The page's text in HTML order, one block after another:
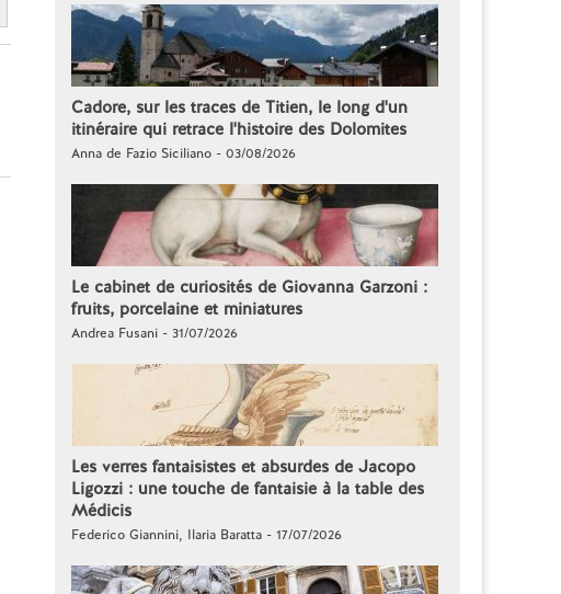
Cadore, sur les traces de Titien, le long d'un
itinéraire qui retrace l'histoire des Dolomites
Anna de Fazio Siciliano - 03/08/2026
Le cabinet de curiosités de Giovanna Garzoni :
fruits, porcelaine et miniatures
Andrea Fusani - 31/07/2026
Les verres fantaisistes et absurdes de Jacopo
Ligozzi : une touche de fantaisie à la table des
Médicis
Federico Giannini, Ilaria Baratta - 17/07/2026